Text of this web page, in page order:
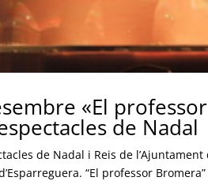
«El
de Nadal
de Nadal i Reis de
“El professor